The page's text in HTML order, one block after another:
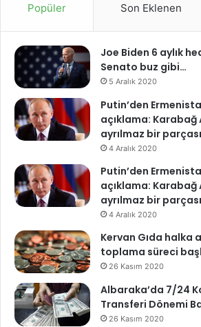
Popüler Son Eklenen
Joe Biden 6 aylık
Senato buz gibi…
5 Aralık 2020
Putin’den
açıklama: Karabağ
ayrılmaz bir
4 Aralık 2020
Putin’den
açıklama: Karabağ
ayrılmaz bir
4 Aralık 2020
Kervan Gıda halka
toplama süreci
26 Kasım 2020
Albaraka’da 7/24
Transferi Dönemi
26 Kasım 2020